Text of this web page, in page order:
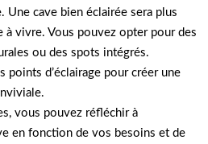
Une cave bien éclairée sera plus
à vivre. Vous pouvez opter pour des
ou des spots intégrés.
points d’éclairage pour créer une
vous pouvez réfléchir à
en fonction de vos besoins et de